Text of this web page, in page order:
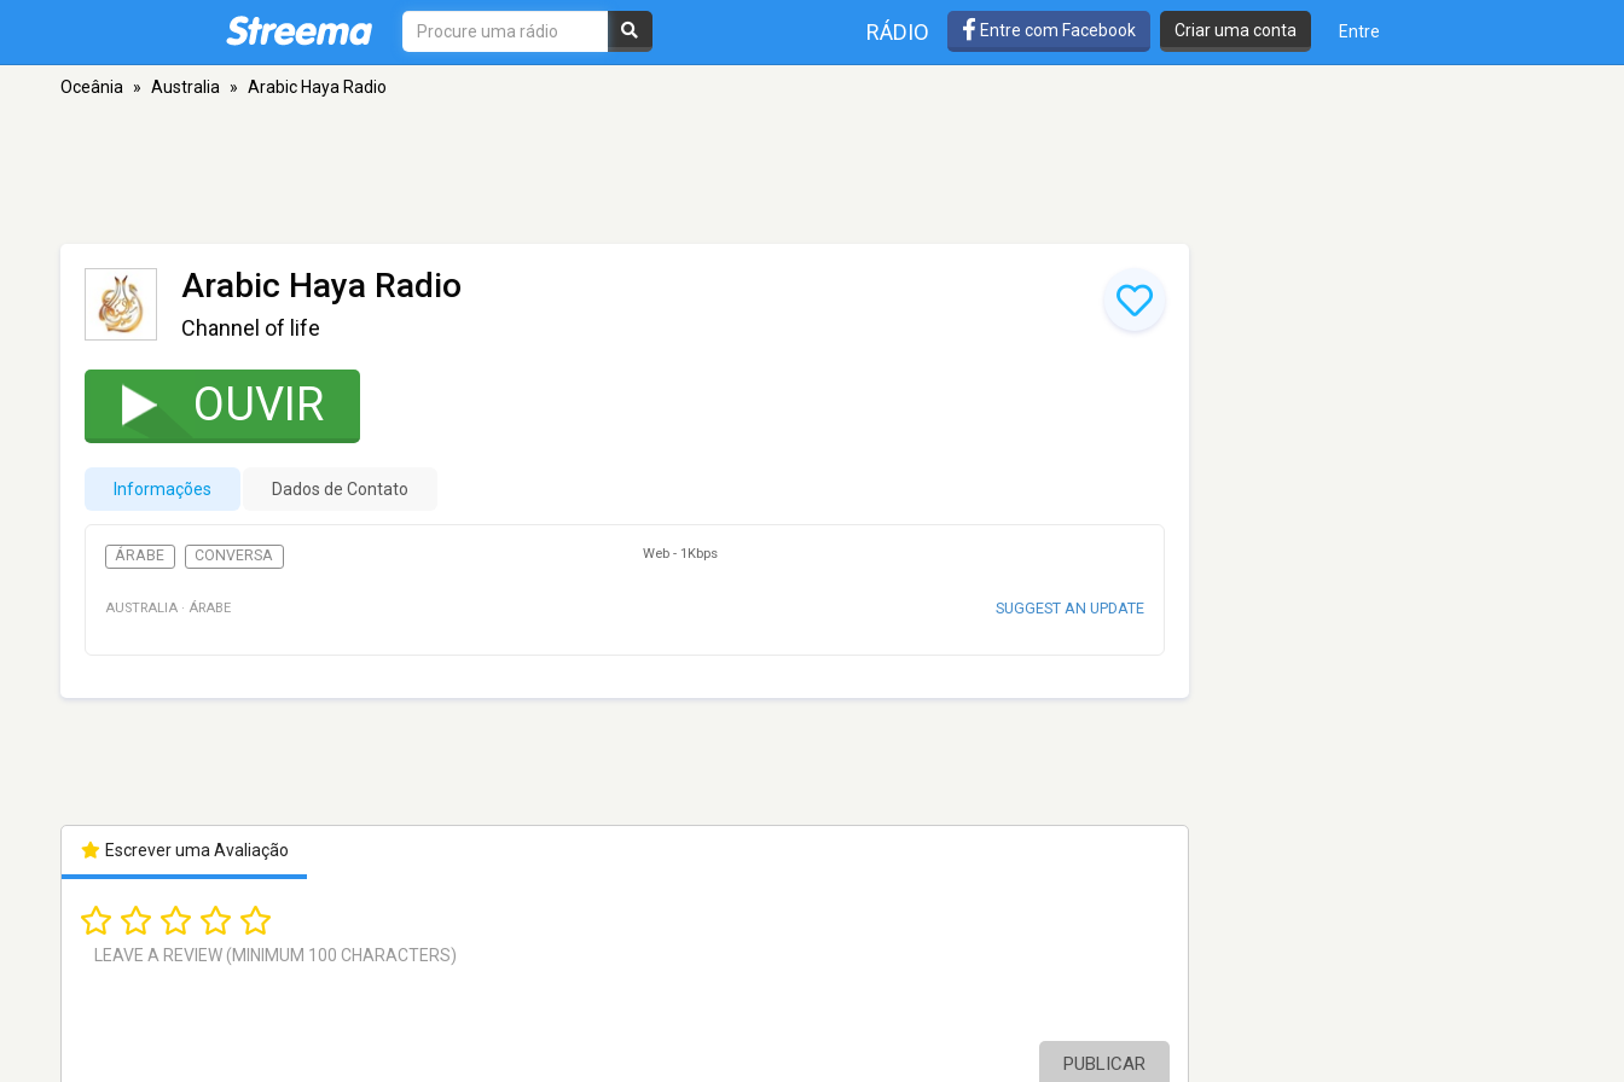
RÁDIO Entre com Facebook Criar uma conta Entre
Oceânia » Australia » Arabic Haya Radio
Arabic Haya Radio
Channel of life
OUVIR
Informações Dados de Contato
ÁRABE CONVERSA Web - 1Kbps
AUSTRALIA · ÁRABE SUGGEST AN UPDATE
Escrever uma Avaliação
PUBLICAR